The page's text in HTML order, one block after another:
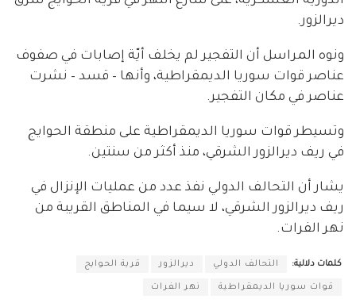
ديرالزور.
ونوه المراسل أن التفجير لم يخلف أيّة إصابات في صفوف
عناصر قوات سوريا الديمقراطية، وأنها – قسد – نشرت
عناصر في مكان التفجير.
وتسيطر قوات سوريا الديمقراطية على منطقة الحوايج
في ريف ديرالزور الشرقي، منذ أكثر من سنتين.
يشار أن التحالف الدولي نفذ عدد من عمليات الإنزال في
ريف ديرالزور الشرقي، لا سيما في المناطق القريبة من
نهر الفرات.
كلمات دلالية: التحالف الدولي ديرالزور قرية الحوايج
قوات سوريا الديمقراطية نهر الفرات